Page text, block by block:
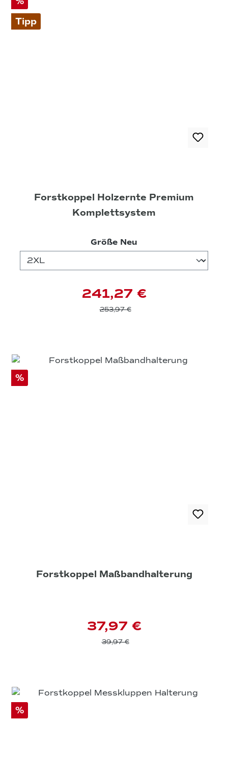
Tipp
Forstkoppel Holzernte Premium
Komplettsystem
Größe Neu
241,27 €
253,97 €
%
Forstkoppel Maßbandhalterung
37,97 €
39,97 €
%